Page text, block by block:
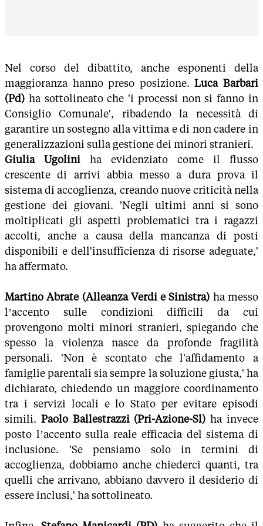
Nel corso del dibattito, anche esponenti della
maggioranza hanno preso posizione.Luca Barbari
(Pd) ha sottolineato che 'i processi non si fanno in
Consiglio Comunale', ribadendo la necessità di
garantire un sostegno alla vittima e di non cadere in
generalizzazioni sulla gestione dei minori stranieri.
Giulia Ugolini ha evidenziato come il flusso
crescente di arrivi abbia messo a dura prova il
sistema di accoglienza, creando nuove criticità nella
gestione dei giovani. 'Negli ultimi anni si sono
moltiplicati gli aspetti problematici tra i ragazzi
accolti, anche a causa della mancanza di posti
disponibili e dell'insufficienza di risorse adeguate,'
ha affermato.
Martino Abrate (Alleanza Verdi e Sinistra) ha messo
l’accento sulle condizioni difficili da cui
provengono molti minori stranieri, spiegando che
spesso la violenza nasce da profonde fragilità
personali. 'Non è scontato che l'affidamento a
famiglie parentali sia sempre la soluzione giusta,' ha
dichiarato, chiedendo un maggiore coordinamento
tra i servizi locali e lo Stato per evitare episodi
simili. Paolo Ballestrazzi (Pri-Azione-Sl) ha invece
posto l’accento sulla reale efficacia del sistema di
inclusione. 'Se pensiamo solo in termini di
accoglienza, dobbiamo anche chiederci quanti, tra
quelli che arrivano, abbiano davvero il desiderio di
essere inclusi,' ha sottolineato.